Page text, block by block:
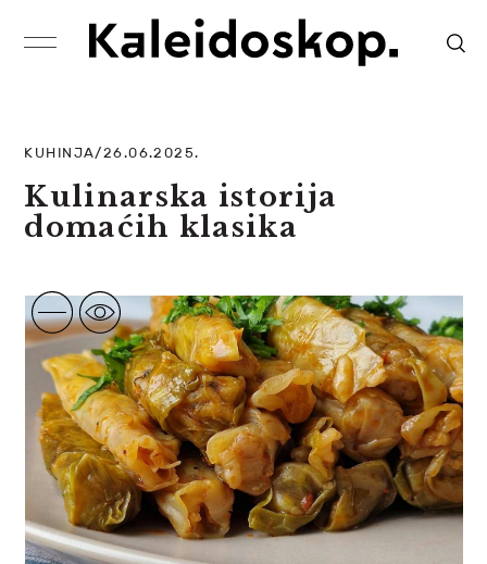
KUHINJA/26.06.2025.
Kulinarska istorija
domaćih klasika